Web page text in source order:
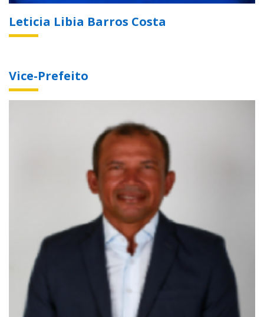
Leticia Libia Barros Costa
Vice-Prefeito